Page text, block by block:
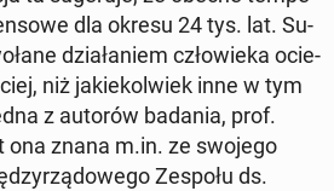
dla okresu 24 tys. lat. Su­
dzia­ła­niem czło­wie­ka ocie­
niż ja­kie­kol­wiek inne w tym
z autorów badania, prof.
ona znana m.in. ze swojego
Zespołu ds.